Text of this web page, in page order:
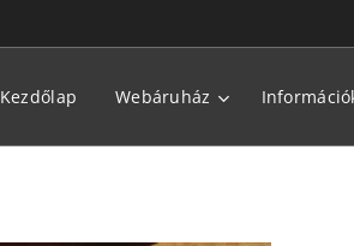
Kezdőlap Webáruház